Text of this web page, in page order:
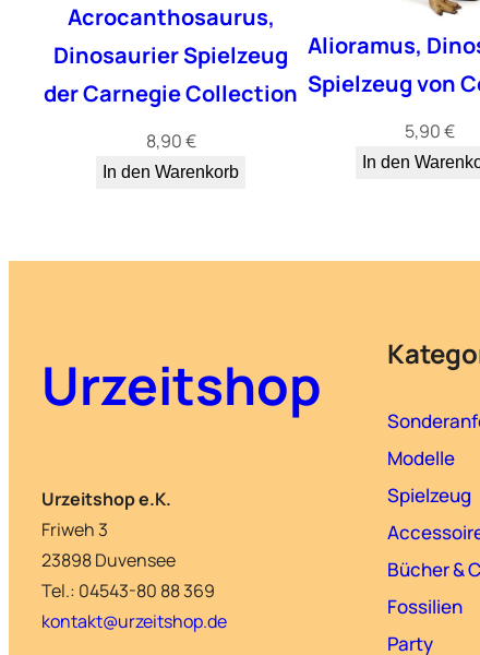
Acrocanthosaurus,
Dinosaurier Spielzeug
der Carnegie Collection
8,90€
In den Warenkorb
Alioramus,
Spielzeug von
5,90€
In den
Urzeitshop
Urzeitshop e.K.
Friweh 3
23898 Duvensee
Tel.: 04543-80 88 369
kontakt@urzeitshop.de
Modelle
Spielzeug
Bücher &
Fossilien
Party